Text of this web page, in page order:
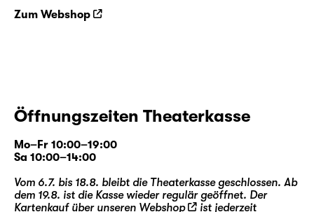
Zum Webshop
Öffnungszeiten Theaterkasse
Mo–Fr 10:00–19:00
Sa 10:00–14:00
Vom 6.7. bis 18.8. bleibt die Theaterkasse geschlossen. Ab
dem 19.8. ist die Kasse wieder regulär geöffnet. Der
Kartenkauf über unseren Webshop ist jederzeit